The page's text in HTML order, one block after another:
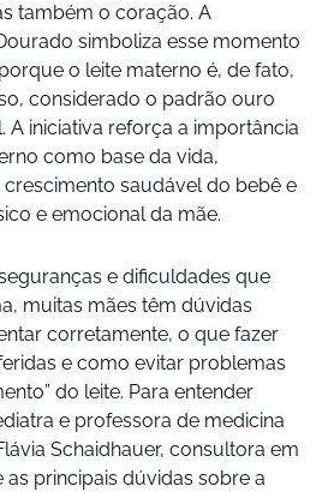
também o coração. A
simboliza esse momento
o leite materno é, de fato,
considerado o padrão ouro
A iniciativa reforça a importância
como base da vida,
saudável do bebê e
e emocional da mãe.
e dificuldades que
muitas mães têm dúvidas
corretamente, o que fazer
e como evitar problemas
do leite. Para entender
e professora de medicina
Schaidhauer, consultora em
as principais dúvidas sobre a